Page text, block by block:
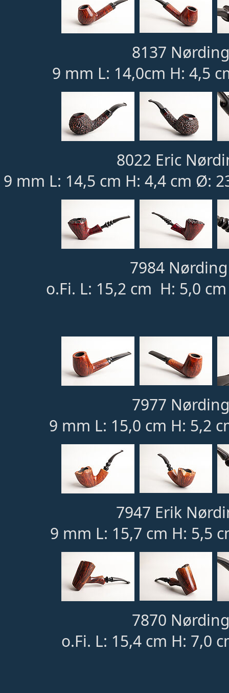
8137
9 mm L: 14,0cm H: 4,5
8022 Eric
9 mm L: 14,5 cm H: 4,4 cm Ø:
7984
o.Fi. L: 15,2 cm H: 5,0
7977
9 mm L: 15,0 cm H: 5,2
7947 Erik
9 mm L: 15,7 cm H: 5,5
7870
o.Fi. L: 15,4 cm H: 7,0